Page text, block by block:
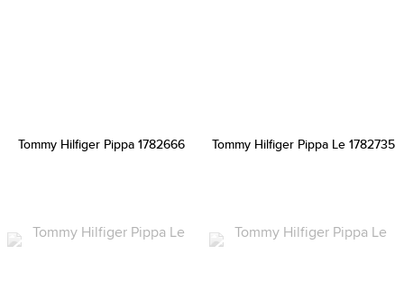
Tommy Hilfiger Pippa 1782666 Tommy Hilfiger Pippa Le 1782735